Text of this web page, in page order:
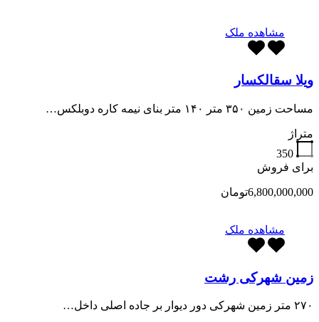
مشاهده ملک
ویلا سقالکسار
مساحت زمین ۳۵۰ متر ۱۴۰ متر بنای نیمه کاره دوبلکس…
متراژ
350
برای فروش
6,800,000,000تومان
مشاهده ملک
زمین شهرکی رشت
۲۷۰ متر زمین شهرکی دور دیوار بر جاده اصلی داخل…